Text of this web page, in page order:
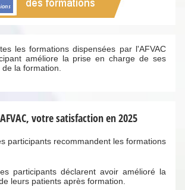
les formations dispensées par l'AFVAC
améliore la prise en charge de ses
la formation.
votre satisfaction en 2025
participants recommandent les formations
participants déclarent avoir amélioré la
leurs patients après formation.